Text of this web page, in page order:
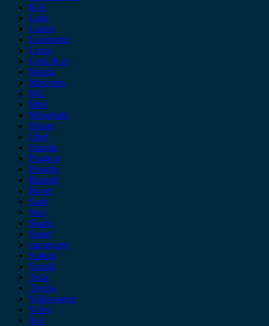
KIA
Lada
Lancia
Leapmotor
Lexus
Lynk & co
Mazda
Mercedes
MG
Mini
Mitsubishi
Nissan
Opel
Omoda
Peugeot
Porsche
Renault
Rover
Saab
Seat
Skoda
Smart
ssangyong
Subaru
Suzuki
Tesla
Toyota
Volkswagen
Volvo
Xev